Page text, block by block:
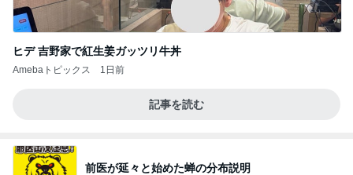
ヒデ 吉野家で紅生姜ガッツリ牛丼
Amebaトピックス 1日前
記事を読む
前医が延々と始めた蝉の分布説明